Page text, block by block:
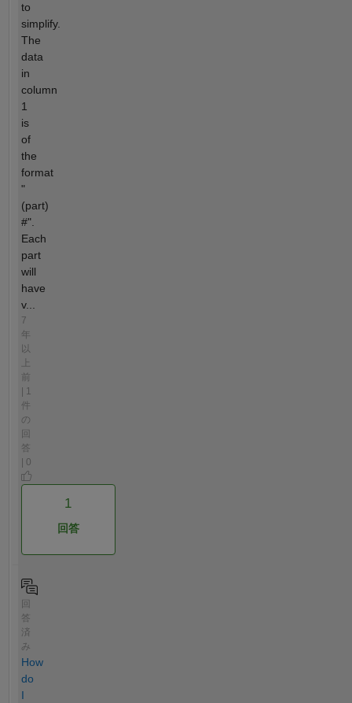
to
simplify.
The
data
in
column
1
is
of
the
format
"
(part)
#".
Each
part
will
have
v...
7
年
以
前
| 1
件
の
回
答
| 0
1
回答
回
答
済
み
How
do
I